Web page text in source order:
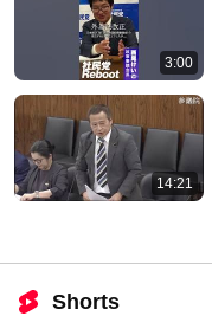
3:00
14:21
Shorts